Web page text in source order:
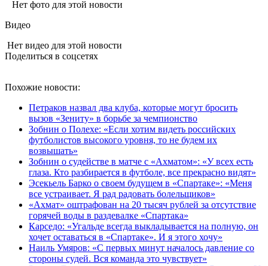
Нет фото для этой новости
Видео
Нет видео для этой новости
Поделиться в соцсетях
Похожие новости:
Петраков назвал два клуба, которые могут бросить
вызов «Зениту» в борьбе за чемпионство
Зобнин о Полехе: «Если хотим видеть российских
футболистов высокого уровня, то не будем их
возвышать»
Зобнин о судействе в матче с «Ахматом»: «У всех есть
глаза. Кто разбирается в футболе, все прекрасно видят»
Эсекьель Барко о своем будущем в «Спартаке»: «Меня
все устраивает. Я рад радовать болельщиков»
«Ахмат» оштрафован на 20 тысяч рублей за отсутствие
горячей воды в раздевалке «Спартака»
Карседо: «Угальде всегда выкладывается на полную, он
хочет оставаться в «Спартаке». И я этого хочу»
Наиль Умяров: «С первых минут началось давление со
стороны судей. Вся команда это чувствует»